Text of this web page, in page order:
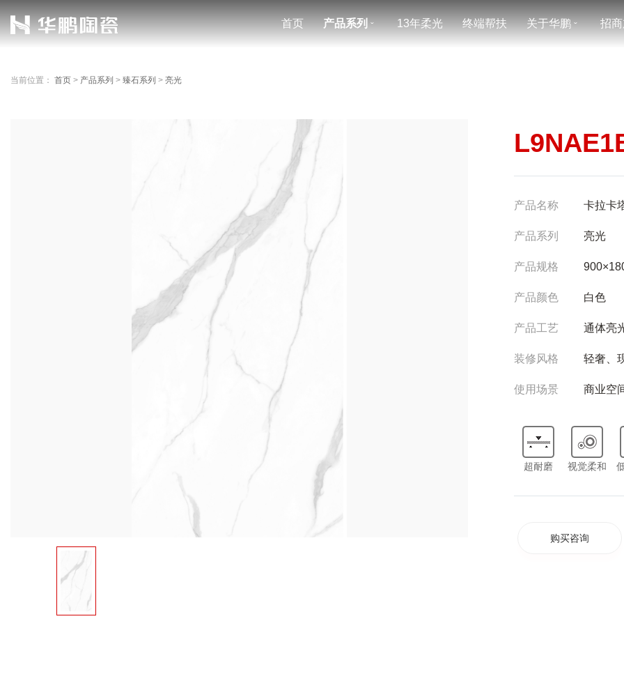
首页 产品系列 ˇ 13年柔光 终端帮扶 关于华鹏 ˇ 招
当前位置： 首页 > 产品系列 > 臻石系列 > 亮光
产品名称 卡拉卡
产品系列 亮光
产品规格
产品颜色 白色
产品工艺 通体亮
装修风格 轻奢、
使用场景 商业空
超耐磨 视觉柔和
购买咨询